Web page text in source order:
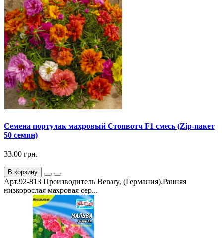
Семена портулак махровый Стопвотч F1 смесь (Zip-пакет
50 семян)
33.00 грн.
В корзину
Арт.92-813 Производитель Benary, (Германия).Ранняя
низкорослая махровая сер...